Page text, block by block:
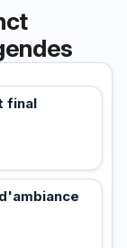
final